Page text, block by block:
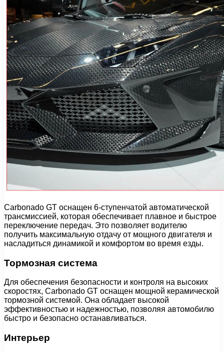
Carbonado GT оснащен 6-ступенчатой автоматической
трансмиссией, которая обеспечивает плавное и быстрое
переключение передач. Это позволяет водителю
получить максимальную отдачу от мощного двигателя и
насладиться динамикой и комфортом во время езды.
Тормозная система
Для обеспечения безопасности и контроля на высоких
скоростях, Carbonado GT оснащен мощной керамической
тормозной системой. Она обладает высокой
эффективностью и надежностью, позволяя автомобилю
быстро и безопасно останавливаться.
Интерьер